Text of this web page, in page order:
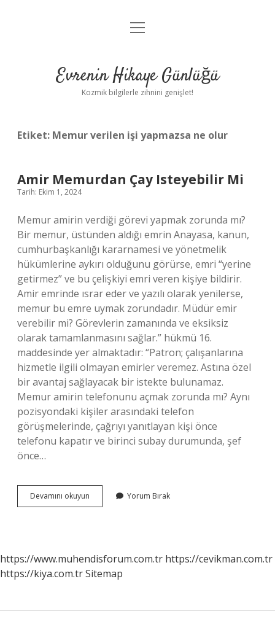
Anasayfa
Yasal Uyarı
menüyü
Evrenin Hikaye Günlüğü
Kozmik bilgilerle zihnini genişlet!
Etiket: Memur verilen işi yapmazsa ne olur
Amir Memurdan Çay Isteyebilir Mi
Tarih: Ekim 1, 2024
Memur amirin verdiği görevi yapmak zorunda mı?
Bir memur, üstünden aldığı emrin Anayasa, kanun,
cumhurbaşkanlığı kararnamesi ve yönetmelik
hükümlerine aykırı olduğunu görürse, emri “yerine
getirmez” ve bu çelişkiyi emri veren kişiye bildirir.
Amir emrinde ısrar eder ve yazılı olarak yenilerse,
memur bu emre uymak zorundadır. Müdür emir
verebilir mi? Görevlerin zamanında ve eksiksiz
olarak tamamlanmasını sağlar.” hükmü 16.
maddesinde yer almaktadır: “Patron; çalışanlarına
hizmetle ilgili olmayan emirler veremez. Astına özel
bir avantaj sağlayacak bir istekte bulunamaz.
Memur amirin telefonunu açmak zorunda mı? Aynı
pozisyondaki kişiler arasındaki telefon
görüşmelerinde, çağrıyı yanıtlayan kişi önce
telefonu kapatır ve birinci subay durumunda, şef
önce…
Devamını okuyun
Memurdan
Yorum Bırak
https://www.muhendisforum.com.tr https://cevikman.com.tr
https://kiya.com.trSitemap